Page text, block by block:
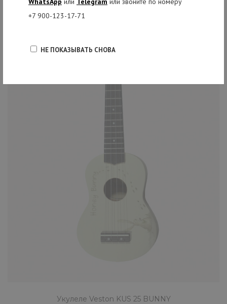
+7 900-123-17-71
НЕ ПОКАЗЫВАТЬ СНОВА
Укулеле Veston KUS 25 BUNNY